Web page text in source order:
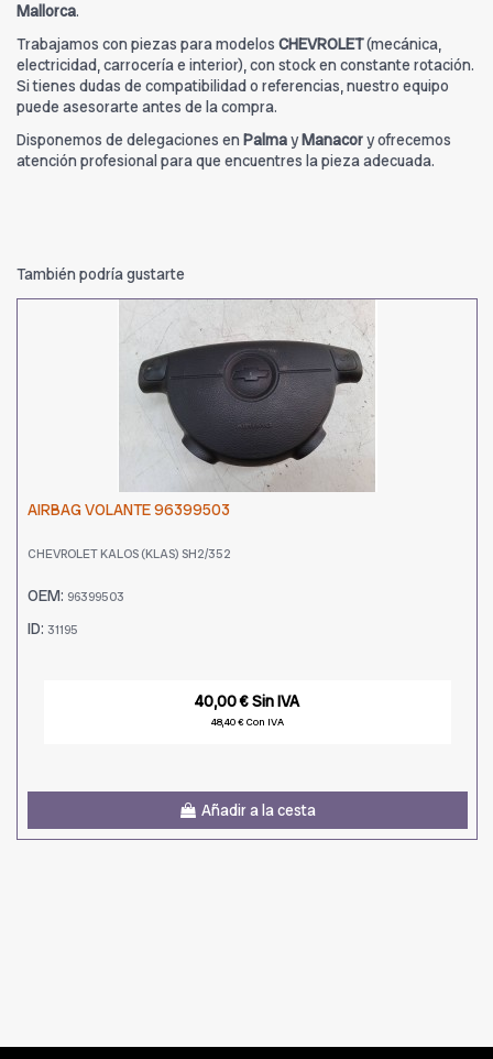
Mallorca.
Trabajamos con piezas para modelos CHEVROLET(mecánica,
electricidad, carrocería e interior), con stock en constante rotación.
Si tienes dudas de compatibilidad o referencias, nuestro equipo
puede asesorarte antes de la compra.
Disponemos de delegaciones en PalmayManacory ofrecemos
atención profesional para que encuentres la pieza adecuada.
También podría gustarte
AIRBAG VOLANTE 96399503
CHEVROLET KALOS (KLAS) SH2/352
OEM: 96399503
ID: 31195
40,00 € Sin IVA
48,40 € Con IVA
Añadir a la cesta